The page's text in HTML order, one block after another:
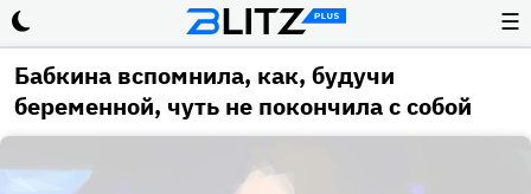
☰
Бабкина вспомнила, как, будучи
беременной, чуть не покончила с собой